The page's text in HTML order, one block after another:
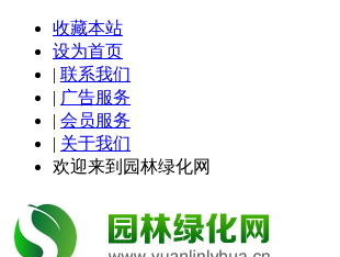
收藏本站
设为首页
| 联系我们
| 广告服务
| 会员服务
| 关于我们
欢迎来到园林绿化网